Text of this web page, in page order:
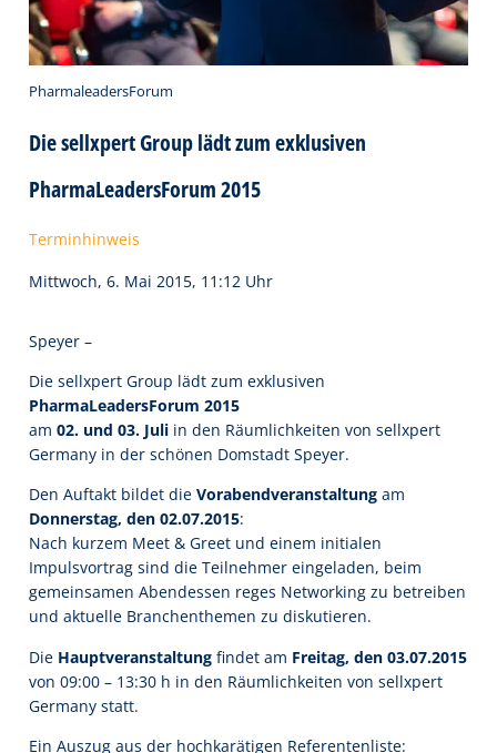
PharmaleadersForum
Die sellxpert Group lädt zum exklusiven
PharmaLeadersForum 2015
Terminhinweis
Mittwoch, 6. Mai 2015, 11:12 Uhr
Speyer –
Die sellxpert Group lädt zum exklusiven
PharmaLeadersForum 2015
am 02. und 03. Juli in den Räumlichkeiten von sellxpert
Germany in der schönen Domstadt Speyer.
Den Auftakt bildet die Vorabendveranstaltung am
Donnerstag, den 02.07.2015:
Nach kurzem Meet & Greet und einem initialen
Impulsvortrag sind die Teilnehmer eingeladen, beim
gemeinsamen Abendessen reges Networking zu betreiben
und aktuelle Branchenthemen zu diskutieren.
Die Hauptveranstaltung findet am Freitag, den 03.07.2015
von 09:00 – 13:30 h in den Räumlichkeiten von sellxpert
Germany statt.
Ein Auszug aus der hochkarätigen Referentenliste: